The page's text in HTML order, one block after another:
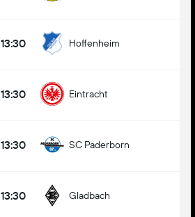
13:30 Hoffenheim
13:30 Eintracht
13:30 SC Paderborn
13:30 Gladbach